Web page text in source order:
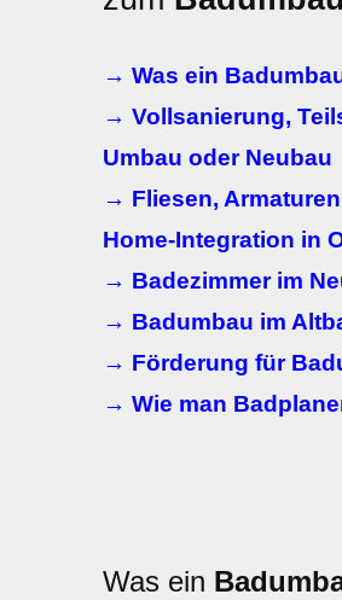
→ Was ein
→ Vollsanierung,
Umbau oder Neubau
→ Fliesen,
Home-Integration in
→ Badezimmer im
→ Badumbau im
→ Förderung für
→ Wie man
Was ein